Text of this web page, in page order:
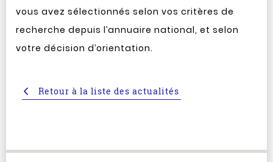
vous avez sélectionnés selon vos critères de
recherche depuis l’annuaire national, et selon
votre décision d’orientation.
Retour à la liste des actualités